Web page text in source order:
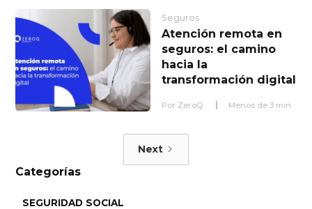
Seguros
Atención remota en
seguros: el camino
hacia la
transformación digital
Por ZeroQ Menos de 3 min.
Next
Categorías
SEGURIDAD SOCIAL